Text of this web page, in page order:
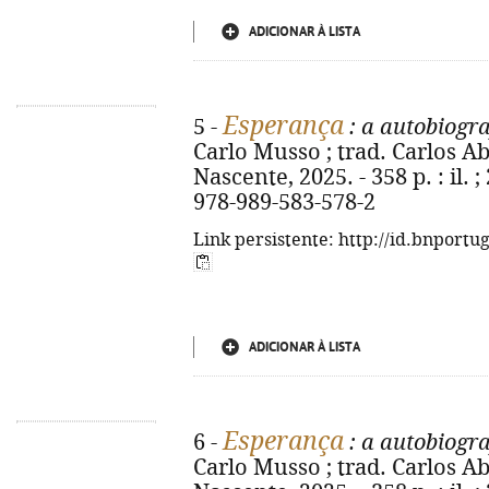
ADICIONAR À LISTA
5 -Esperança : a
Carlo Musso ; trad. Carlos
Nascente, 2025. - 358 p. : il.
978-989-583-578-2
Link persistente: http://
ADICIONAR À LISTA
6 -Esperança : a
Carlo Musso ; trad. Carlos